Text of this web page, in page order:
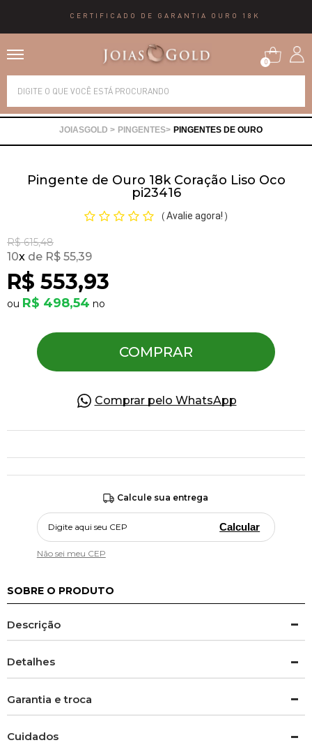
CERTIFICADO DE GARANTIA OURO 18K
0
PINGENTES PINGENTES DE OURO
Pingente de Ouro 18k Coração Liso Oco
pi23416
( Avalie agora! )
R$ 615,48
R$ 553,93
10x R$ 55,39
R$ 498,54
COMPRAR
Comprar pelo WhatsApp
Calcule sua entrega
Calcular
Não sei meu CEP
SOBRE O PRODUTO
Descrição
Detalhes
Garantia e troca
Cuidados
Alianças
Brincos
Pingentes
OFERTAS